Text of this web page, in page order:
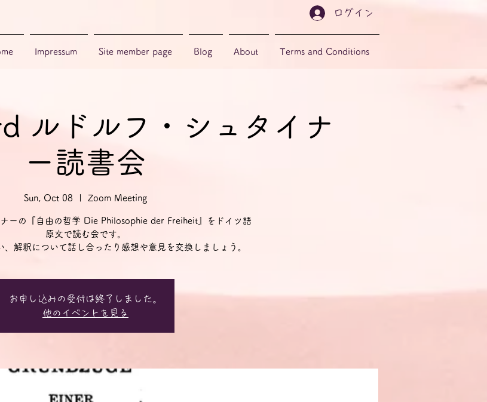
ルドルフ・シュタイナ
ー読書会
Sun, Oct 08 Zoom Meeting
ーの『自由の哲学 Die Philosophie der Freiheit』をドイツ語
原文で読む会です。
お申し込みの受付は終了しました。
他のイベントを見る
Impressum Site member page Blog About Terms and Conditions
ログイン